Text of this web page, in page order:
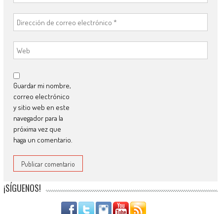
Guardar mi nombre,
correo electrónico
y sitio web en este
navegador para la
próxima vez que
haga un comentario.
¡SÍGUENOS!